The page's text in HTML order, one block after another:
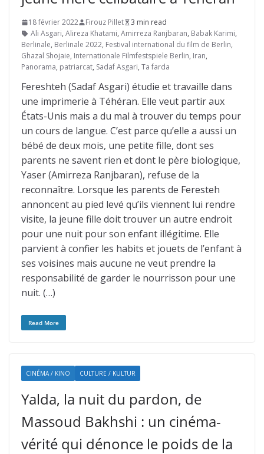
18 février 2022 Firouz Pillet
3 min read
Ali Asgari, Alireza Khatami, Amirreza Ranjbaran, Babak Karimi,
Berlinale, Berlinale 2022, Festival international du film de Berlin,
Ghazal Shojaie, Internationale Filmfestspiele Berlin, Iran,
Panorama, patriarcat, Sadaf Asgari, Ta farda
Fereshteh (Sadaf Asgari) étudie et travaille dans
une imprimerie à Téhéran. Elle veut partir aux
États-Unis mais a du mal à trouver du temps pour
un cours de langue. C’est parce qu’elle a aussi un
bébé de deux mois, une petite fille, dont ses
parents ne savent rien et dont le père biologique,
Yaser (Amirreza Ranjbaran), refuse de la
reconnaître. Lorsque les parents de Feresteh
annoncent au pied levé qu’ils viennent lui rendre
visite, la jeune fille doit trouver un autre endroit
pour une nuit pour son enfant illégitime. Elle
parvient à confier les habits et jouets de l’enfant à
ses voisines mais aucune ne veut prendre la
responsabilité de garder le nourrisson pour une
nuit. (…)
Read More
CINÉMA / KINO CULTURE / KULTUR
Yalda, la nuit du pardon, de
Massoud Bakhshi : un cinéma-
vérité qui dénonce le poids de la